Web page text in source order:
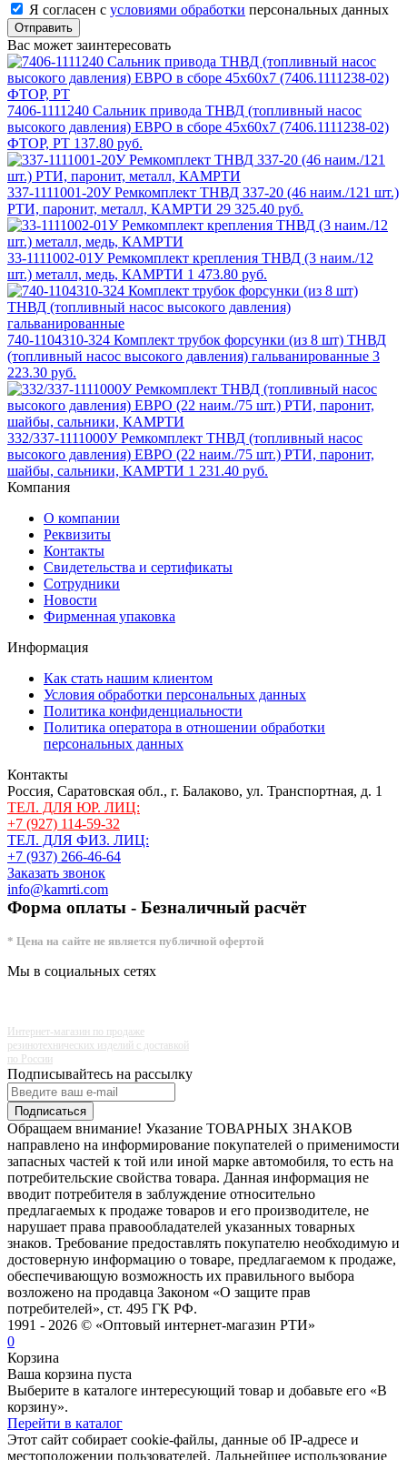
Я согласен с условиями обработки персональных данных
Отправить
Вас может заинтересовать
7406-1111240 Сальник привода ТНВД (топливный насос
высокого давления) ЕВРО в сборе 45х60х7 (7406.1111238-02)
ФТОР, РТ 137.80 руб.
337-1111001-20У Ремкомплект ТНВД 337-20 (46 наим./121 шт.)
РТИ, паронит, металл, КАМРТИ 29 325.40 руб.
33-1111002-01У Ремкомплект крепления ТНВД (3 наим./12
шт.) металл, медь, КАМРТИ 1 473.80 руб.
740-1104310-324 Комплект трубок форсунки (из 8 шт) ТНВД
(топливный насос высокого давления) гальванированные 3
223.30 руб.
332/337-1111000У Ремкомплект ТНВД (топливный насос
высокого давления) ЕВРО (22 наим./75 шт.) РТИ, паронит,
шайбы, сальники, КАМРТИ 1 231.40 руб.
Компания
О компании
Реквизиты
Контакты
Свидетельства и сертификаты
Сотрудники
Новости
Фирменная упаковка
Информация
Как стать нашим клиентом
Условия обработки персональных данных
Политика конфиденциальности
Политика оператора в отношении обработки
персональных данных
Контакты
Россия, Саратовская обл., г. Балаково, ул. Транспортная, д. 1
ТЕЛ. ДЛЯ ЮР. ЛИЦ:
+7 (927) 114-59-32
ТЕЛ. ДЛЯ ФИЗ. ЛИЦ:
+7 (937) 266-46-64
Заказать звонок
info@kamrti.com
Форма оплаты - Безналичный расчёт
* Цена на сайте не является публичной офертой
Мы в социальных сетях
Интернет-магазин по продаже
резинотехнических изделий с доставкой
по России
Подписывайтесь на рассылку
Подписаться
Обращаем внимание! Указание ТОВАРНЫХ ЗНАКОВ
направлено на информирование покупателей о применимости
запасных частей к той или иной марке автомобиля, то есть на
потребительские свойства товара. Данная информация не
вводит потребителя в заблуждение относительно
предлагаемых к продаже товаров и его производителе, не
нарушает права правообладателей указанных товарных
знаков. Требование предоставлять покупателю необходимую и
достоверную информацию о товаре, предлагаемом к продаже,
обеспечивающую возможность их правильного выбора
возложено на продавца Законом «О защите прав
потребителей», ст. 495 ГК РФ.
1991 - 2026 © «Оптовый интернет-магазин РТИ»
0
Корзина
Ваша корзина пуста
Выберите в каталоге интересующий товар и добавьте его «В
корзину».
Перейти в каталог
Этот сайт собирает cookie-файлы, данные об IP-адресе и
местоположении пользователей. Дальнейшее использование